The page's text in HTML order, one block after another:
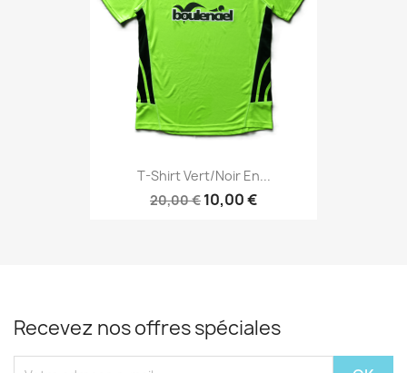
T-Shirt Vert/Noir En...
20,00 € 10,00 €
Recevez nos offres spéciales